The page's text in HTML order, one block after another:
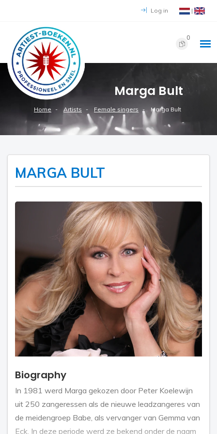
Log in |
0
Marga Bult
Home Artists Female singers Marga Bult
MARGA BULT
Biography
In 1981 werd Marga gekozen door Peter Koelewijn
uit 250 zangeressen als de nieuwe leadzangeres van
de meidengroep Babe, als vervanger van Gemma van
Eck. In deze periode werd ze bekend onder de naam